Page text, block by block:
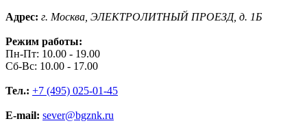
Адрес: г. Москва, ЭЛЕКТРОЛИТНЫЙ ПРОЕЗД, д. 1Б
Режим работы:
Пн-Пт: 10.00 - 19.00
Сб-Вс: 10.00 - 17.00
Тел.: +7 (495) 025-01-45
E-mail: sever@bgznk.ru